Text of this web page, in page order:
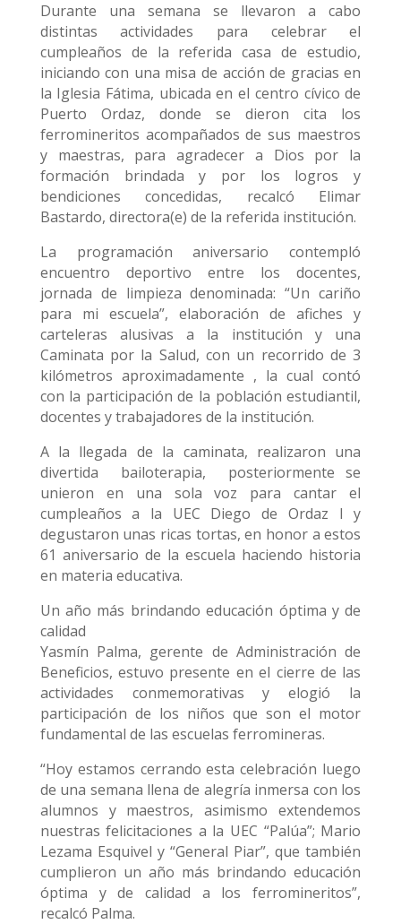
Durante una semana se llevaron a cabo
distintas actividades para celebrar el
cumpleaños de la referida casa de estudio,
iniciando con una misa de acción de gracias en
la Iglesia Fátima, ubicada en el centro cívico de
Puerto Ordaz, donde se dieron cita los
ferromineritos acompañados de sus maestros
y maestras, para agradecer a Dios por la
formación brindada y por los logros y
bendiciones concedidas, recalcó Elimar
Bastardo, directora(e) de la referida institución.
La programación aniversario contempló
encuentro deportivo entre los docentes,
jornada de limpieza denominada: “Un cariño
para mi escuela”, elaboración de afiches y
carteleras alusivas a la institución y una
Caminata por la Salud, con un recorrido de 3
kilómetros aproximadamente , la cual contó
con la participación de la población estudiantil,
docentes y trabajadores de la institución.
A la llegada de la caminata, realizaron una
divertida bailoterapia, posteriormente se
unieron en una sola voz para cantar el
cumpleaños a la UEC Diego de Ordaz I y
degustaron unas ricas tortas, en honor a estos
61 aniversario de la escuela haciendo historia
en materia educativa.
Un año más brindando educación óptima y de
calidad
Yasmín Palma, gerente de Administración de
Beneficios, estuvo presente en el cierre de las
actividades conmemorativas y elogió la
participación de los niños que son el motor
fundamental de las escuelas ferromineras.
“Hoy estamos cerrando esta celebración luego
de una semana llena de alegría inmersa con los
alumnos y maestros, asimismo extendemos
nuestras felicitaciones a la UEC “Palúa”; Mario
Lezama Esquivel y “General Piar”, que también
cumplieron un año más brindando educación
óptima y de calidad a los ferromineritos”,
recalcó Palma.